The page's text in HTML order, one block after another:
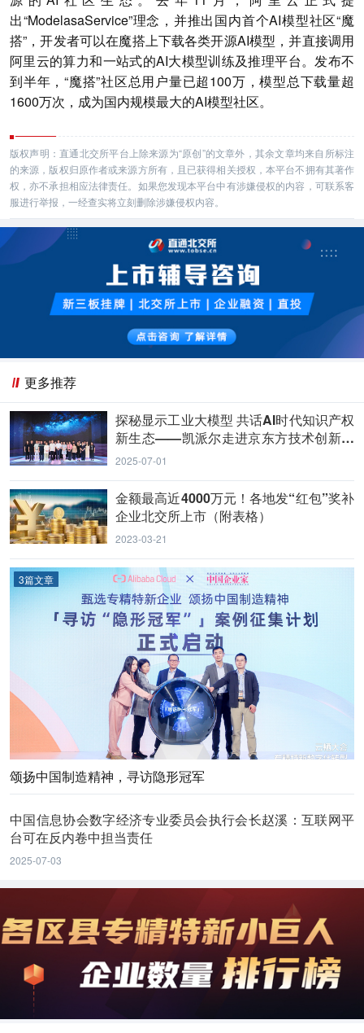
出“ModelasaService”理念，并推出国内首个AI模型社区“魔
搭”，开发者可以在魔搭上下载各类开源AI模型，并直接调用
阿里云的算力和一站式的AI大模型训练及推理平台。发布不
到半年，“魔搭”社区总用户量已超100万，模型总下载量超
1600万次，成为国内规模最大的AI模型社区。
版权声明：直通北交所平台上除来源为“原创”的文章外，其余文章均来自所标注
的来源，版权归原作者或来源方所有，且已获得相关授权，本平台不拥有其著作
权，亦不承担相应法律责任。如果您发现本平台中有涉嫌侵权的内容，可联系客
服进行举报，一经查实将立刻删除涉嫌侵权内容。
更多推荐
探秘显示工业大模型 共话AI时代知识产权
新生态——凯派尔走进京东方技术创新中
心
2025-07-01
金额最高近4000万元！各地发“红包”奖补
企业北交所上市（附表格）
2023-03-21
3篇文章
颂扬中国制造精神，寻访隐形冠军
中国信息协会数字经济专业委员会执行会长赵溪：互联网平
台可在反内卷中担当责任
2025-07-03